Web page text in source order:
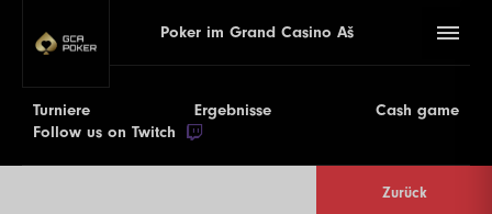
Poker im Grand Casino Aš
Turniere Ergebnisse
Cash game
Follow us on Twitch
Zurück